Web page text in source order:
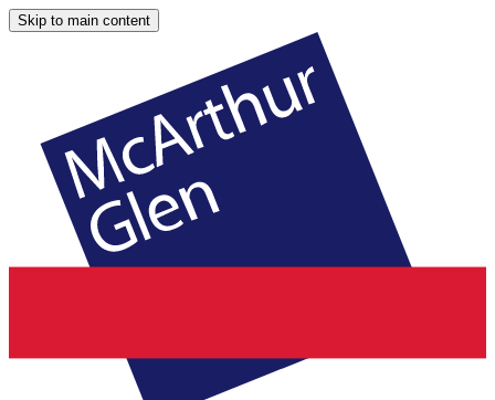
Skip to main content